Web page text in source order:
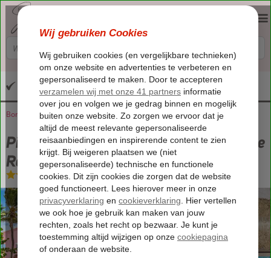
Altijd inclusief huurauto
Home
Bonaire Kralendijk Pink Lagoon by Boutique Bonaire Unique Resorts
Pink Lagoon by Boutique Bonaire Unique
Resorts
Logies- Hotel